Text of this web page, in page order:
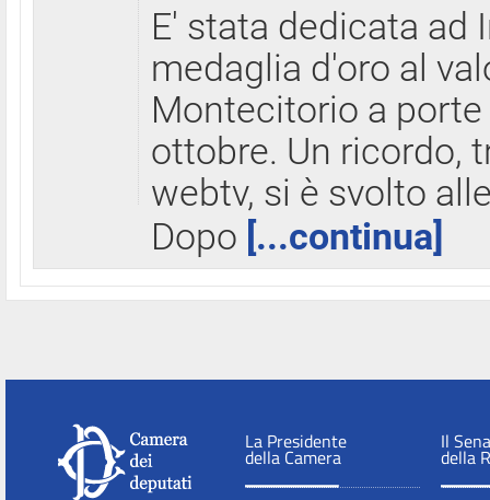
E' stata dedicata ad
medaglia d'oro al
Montecitorio a
ottobre. Un ricordo,
webtv, si è svolto
Dopo [...continua]
La Presidente
della Camera
Il
della